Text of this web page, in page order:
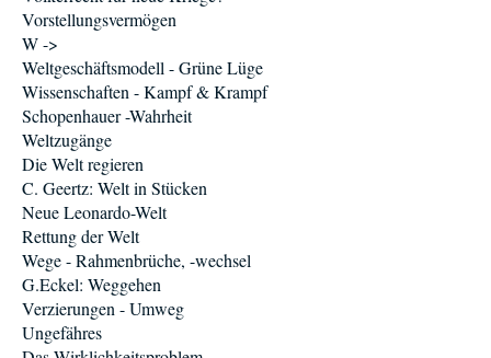
Vorstellungsvermögen
W ->
Weltgeschäftsmodell - Grüne Lüge
Wissenschaften - Kampf & Krampf
Schopenhauer -Wahrheit
Weltzugänge
Die Welt regieren
C. Geertz: Welt in Stücken
Neue Leonardo-Welt
Rettung der Welt
Wege - Rahmenbrüche, -wechsel
G.Eckel: Weggehen
Verzierungen - Umweg
Ungefähres